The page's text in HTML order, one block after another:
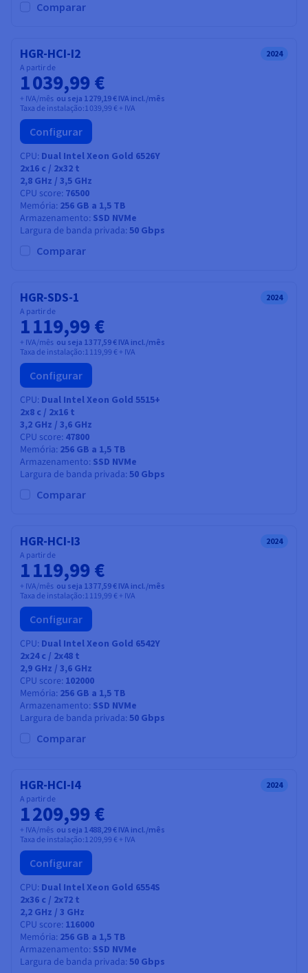
Comparar
HGR-HCI-I2 2024
A partir de
1 039,99 €
+ IVA/mês ou seja 1 279,19 € IVA incl./mês
Taxa de instalação:1 039,99 € + IVA
Configurar
CPU Dual Intel Xeon Gold 6526Y
2x16 c / 2x32 t
2,8 GHz / 3,5 GHz
CPU score 76500
Memória 256 GB a 1,5 TB
Armazenamento SSD NVMe
Largura de banda privada 50 Gbps
Comparar
HGR-SDS-1 2024
A partir de
1 119,99 €
+ IVA/mês ou seja 1 377,59 € IVA incl./mês
Taxa de instalação:1 119,99 € + IVA
Configurar
CPU Dual Intel Xeon Gold 5515+
2x8 c / 2x16 t
3,2 GHz / 3,6 GHz
CPU score 47800
Memória 256 GB a 1,5 TB
Armazenamento SSD NVMe
Largura de banda privada 50 Gbps
Comparar
HGR-HCI-I3 2024
A partir de
1 119,99 €
+ IVA/mês ou seja 1 377,59 € IVA incl./mês
Taxa de instalação:1 119,99 € + IVA
Configurar
CPU Dual Intel Xeon Gold 6542Y
2x24c / 2x48 t
2,9 GHz / 3,6 GHz
CPU score 102000
Memória 256 GB a 1,5 TB
Armazenamento SSD NVMe
Largura de banda privada 50 Gbps
Comparar
HGR-HCI-I4 2024
A partir de
1 209,99 €
+ IVA/mês ou seja 1 488,29 € IVA incl./mês
Taxa de instalação:1 209,99 € + IVA
Configurar
CPU Dual Intel Xeon Gold 6554S
2x36 c / 2x72 t
2,2 GHz / 3 GHz
CPU score 116000
Memória 256 GB a 1,5 TB
Armazenamento SSD NVMe
Largura de banda privada 50 Gbps